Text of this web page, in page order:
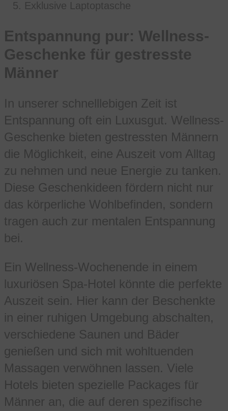
Exklusive Laptoptasche
Entspannung pur: Wellness-
Geschenke für gestresste
Männer
In unserer schnelllebigen Zeit ist
Entspannung oft ein Luxusgut. Wellness-
Geschenke bieten gestressten Männern
die Möglichkeit, eine Auszeit vom Alltag
zu nehmen und neue Energie zu tanken.
Diese Geschenkideen fördern nicht nur
das körperliche Wohlbefinden, sondern
tragen auch zur mentalen Entspannung
bei.
Ein Wellness-Wochenende in einem
luxuriösen Spa-Hotel könnte die perfekte
Auszeit sein. Hier kann der Beschenkte
in einer ruhigen Umgebung abschalten,
verschiedene Saunen und Bäder
genießen und sich mit wohltuenden
Massagen verwöhnen lassen. Viele
Hotels bieten spezielle Packages für
Männer an, die auf deren spezifische